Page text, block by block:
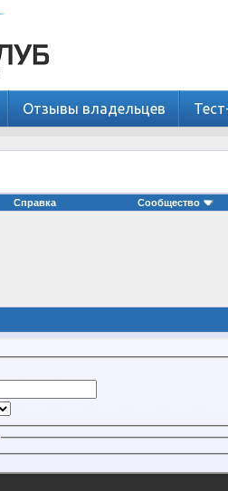
Отзывы владельцев
Справка Сообщество